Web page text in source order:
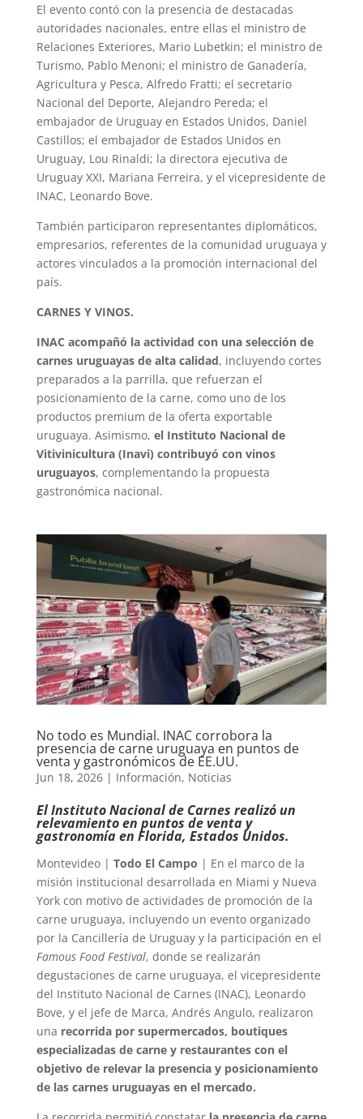
El evento contó con la presencia de destacadas
autoridades nacionales, entre ellas el ministro de
Relaciones Exteriores, Mario Lubetkin; el ministro de
Turismo, Pablo Menoni; el ministro de Ganadería,
Agricultura y Pesca, Alfredo Fratti; el secretario
Nacional del Deporte, Alejandro Pereda; el
embajador de Uruguay en Estados Unidos, Daniel
Castillos; el embajador de Estados Unidos en
Uruguay, Lou Rinaldi; la directora ejecutiva de
Uruguay XXI, Mariana Ferreira, y el vicepresidente de
INAC, Leonardo Bove.
También participaron representantes diplomáticos,
empresarios, referentes de la comunidad uruguaya y
actores vinculados a la promoción internacional del
país.
CARNES Y VINOS.
INAC acompañó la actividad con una selección de
carnes uruguayas de alta calidad, incluyendo cortes
preparados a la parrilla, que refuerzan el
posicionamiento de la carne, como uno de los
productos premium de la oferta exportable
uruguaya. Asimismo, el Instituto Nacional de
Vitivinicultura (Inavi) contribuyó con vinos
uruguayos, complementando la propuesta
gastronómica nacional.
No todo es Mundial. INAC corrobora la
presencia de carne uruguaya en puntos de
venta y gastronómicos de EE.UU.
Jun 18, 2026| Información, Noticias
El Instituto Nacional de Carnes realizó un
relevamiento en puntos de venta y
gastronomía en Florida, Estados Unidos.
Montevideo | Todo El Campo | En el marco de la
misión institucional desarrollada en Miami y Nueva
York con motivo de actividades de promoción de la
carne uruguaya, incluyendo un evento organizado
por la Cancillería de Uruguay y la participación en el
Famous Food Festival, donde se realizarán
degustaciones de carne uruguaya, el vicepresidente
del Instituto Nacional de Carnes (INAC), Leonardo
Bove, y el jefe de Marca, Andrés Angulo, realizaron
una recorrida por supermercados, boutiques
especializadas de carne y restaurantes con el
objetivo de relevar la presencia y posicionamiento
de las carnes uruguayas en el mercado.